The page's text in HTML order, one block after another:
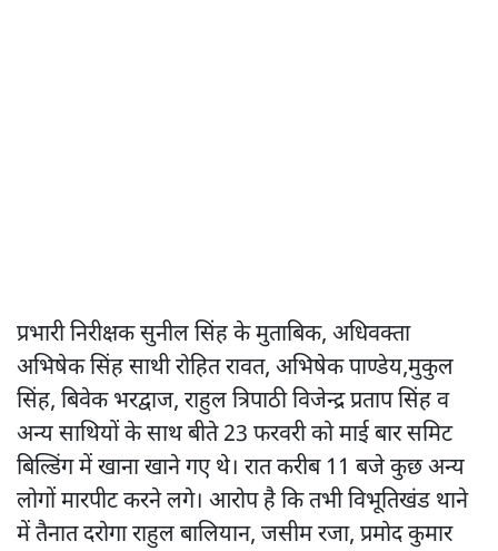
प्रभारी निरीक्षक सुनील सिंह के मुताबिक, अधिवक्ता
अभिषेक सिंह साथी रोहित रावत, अभिषेक पाण्डेय,मुकुल
सिंह, बिवेक भरद्वाज, राहुल त्रिपाठी विजेन्द्र प्रताप सिंह व
अन्य साथियों के साथ बीते 23 फरवरी को माई बार समिट
बिल्डिंग में खाना खाने गए थे। रात करीब 11 बजे कुछ अन्य
लोगों मारपीट करने लगे। आरोप है कि तभी विभूतिखंड थाने
में तैनात दरोगा राहुल बालियान, जसीम रजा, प्रमोद कुमार